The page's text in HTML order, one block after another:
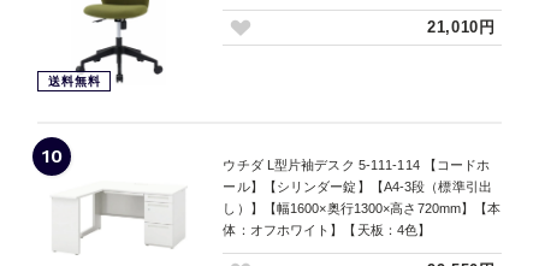
送料無料
21,010円
10
ウチダ L型片袖デスク 5-111-114 【コードホ
ール】【シリンダー錠】【A4-3段（標準引出
し）】【幅1600×奥行1300×高さ720mm】【本
体：オフホワイト】【天板：4色】